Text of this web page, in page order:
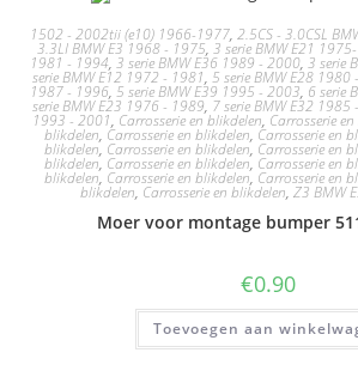
1502 - 2002tii (e10) 1966-1977, 2.5CS - 3.0CSL
3.3LI BMW E3 1968 - 1975, 3 serie BMW E21
1981 - 1994, 3 serie BMW E36 1989 - 2000, 3 serie
serie BMW E12 1972 - 1981, 5 serie BMW E28 1980
1987 - 1996, 5 serie BMW E39 1995 - 2003, 6 serie
serie BMW E23 1976 - 1989, 7 serie BMW E32 1985
1993 - 2001, Carrosserie en blikdelen, Carrosserie
blikdelen, Carrosserie en blikdelen, Carrosserie en
blikdelen, Carrosserie en blikdelen, Carrosserie en
blikdelen, Carrosserie en blikdelen, Carrosserie en
blikdelen, Carrosserie en blikdelen, Carrosserie en
blikdelen, Carrosserie en blikdelen, Z3 BMW
Moer voor montage bumper
€0.90
Toevoegen aan